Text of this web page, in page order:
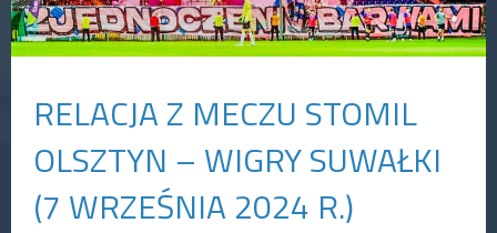
RELACJA Z MECZU STOMIL
OLSZTYN – WIGRY SUWAŁKI
(7 WRZEŚNIA 2024 R.)